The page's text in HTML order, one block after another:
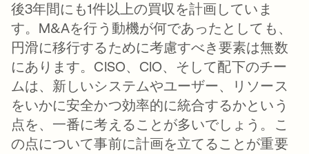
後3年間にも1件以上の買収を計画していま
す。M&Aを行う動機が何であったとしても、
円滑に移行するために考慮すべき要素は無数
にあります。CISO、CIO、そして配下のチー
ムは、新しいシステムやユーザー、リソース
をいかに安全かつ効率的に統合するかという
点を、一番に考えることが多いでしょう。こ
の点について事前に計画を立てることが重要